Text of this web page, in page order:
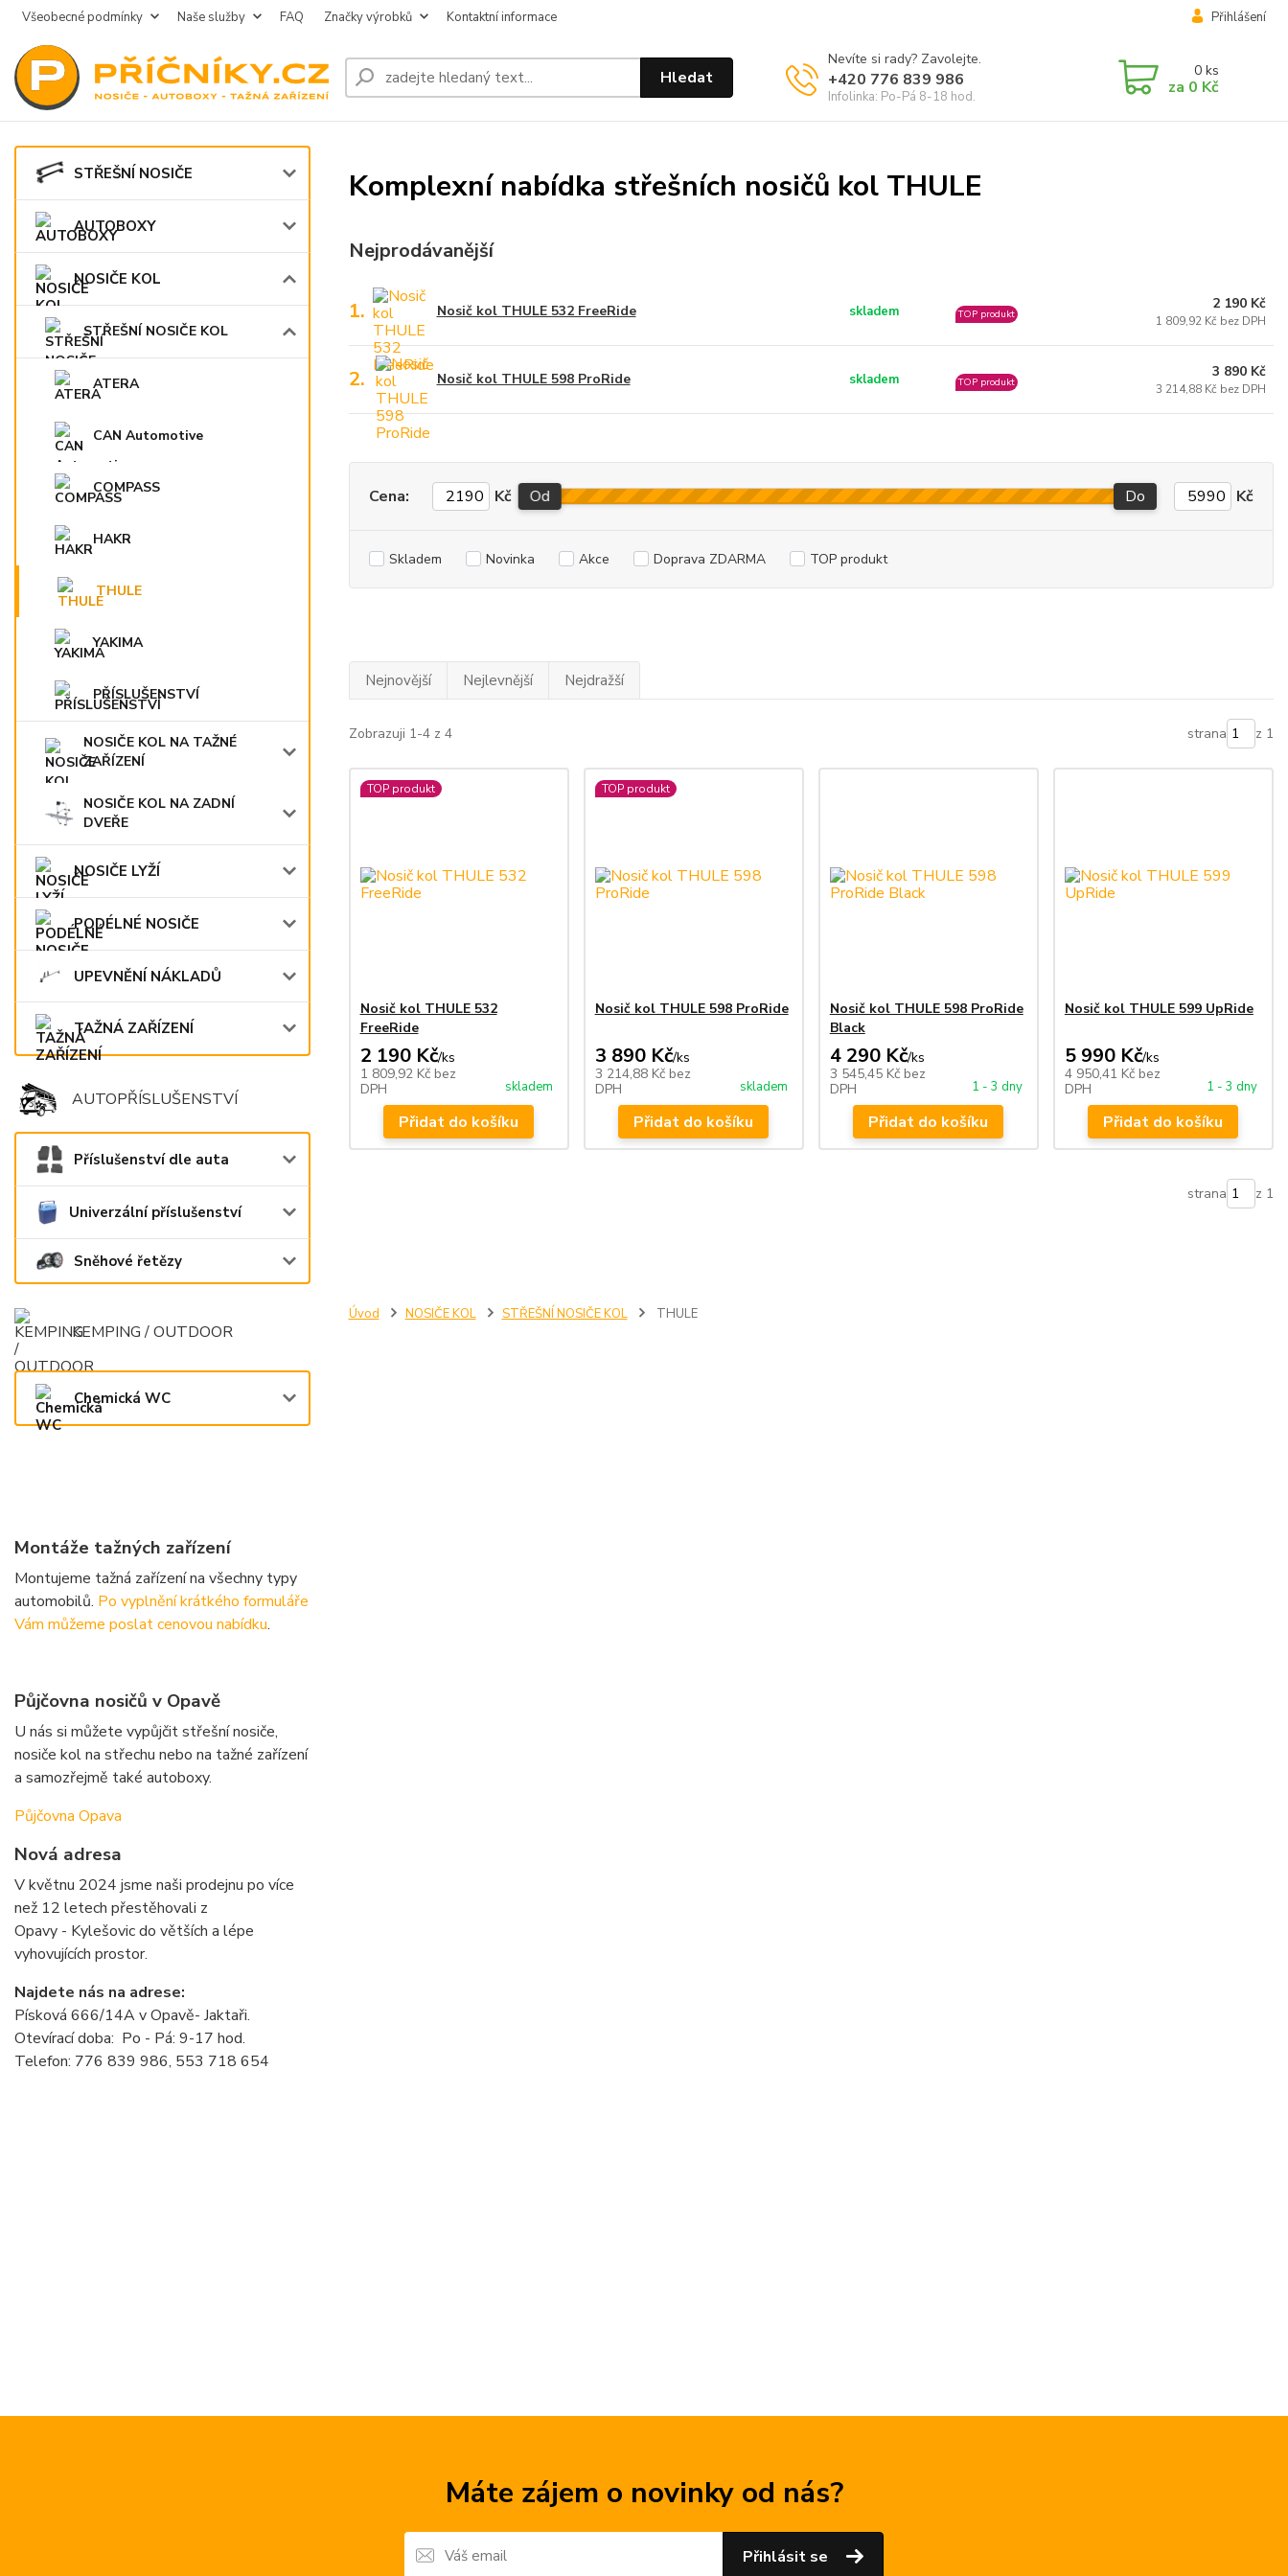
Všeobecné podmínky Naše služby FAQ Značky výrobků Kontaktní informace Přihlášení
Hledat
Nevíte si rady? Zavolejte.
+420 776 839 986
Infolinka: Po-Pá 8-18 hod.
0 ks
za 0 Kč
STŘEŠNÍ NOSIČE
AUTOBOXY
NOSIČE KOL
STŘEŠNÍ NOSIČE KOL
ATERA
CAN Automotive
COMPASS
HAKR
THULE
YAKIMA
PŘÍSLUŠENSTVÍ
NOSIČE KOL NA TAŽNÉ
ZAŘÍZENÍ
NOSIČE KOL NA ZADNÍ
DVEŘE
NOSIČE LYŽÍ
PODÉLNÉ NOSIČE
UPEVNĚNÍ NÁKLADŮ
TAŽNÁ ZAŘÍZENÍ
AUTOPŘÍSLUŠENSTVÍ
Příslušenství dle auta
Univerzální příslušenství
Sněhové řetězy
KEMPING / OUTDOOR
Chemická WC
Montáže tažných zařízení
Montujeme tažná zařízení na všechny typy
automobilů. Po vyplnění krátkého formuláře
Vám můžeme poslat cenovou nabídku.
Půjčovna nosičů v Opavě
U nás si můžete vypůjčit střešní nosiče,
nosiče kol na střechu nebo na tažné zařízení
a samozřejmě také autoboxy.
Půjčovna Opava
Nová adresa
V květnu 2024 jsme naši prodejnu po více
než 12 letech přestěhovali z
Opavy - Kylešovic do větších a lépe
vyhovujících prostor.
Najdete nás na adrese:
Písková 666/14A v Opavě- Jaktaři.
Otevírací doba: Po - Pá: 9-17 hod.
Telefon: 776 839 986, 553 718 654
Úvod NOSIČE KOL STŘEŠNÍ NOSIČE KOL THULE
Komplexní nabídka střešních nosičů kol THULE
Nejprodávanější
1. Nosič kol THULE 532 FreeRide skladem TOP produkt
2 190 Kč
1 809,92 Kč bez DPH
2. Nosič kol THULE 598 ProRide skladem TOP produkt
3 890 Kč
3 214,88 Kč bez DPH
Cena: Kč Od Do Kč
Skladem Novinka Akce Doprava ZDARMA TOP produkt
Nejnovější Nejlevnější Nejdražší
Zobrazuji 1-4 z 4 strana z 1
TOP produkt
Nosič kol THULE 532
FreeRide
2 190 Kč/ks
1 809,92 Kč bez
DPH
skladem
Přidat do košíku
TOP produkt
Nosič kol THULE 598 ProRide
3 890 Kč/ks
3 214,88 Kč bez
DPH
skladem
Přidat do košíku
Nosič kol THULE 598 ProRide
Black
4 290 Kč/ks
3 545,45 Kč bez
DPH
1 - 3 dny
Přidat do košíku
Nosič kol THULE 599 UpRide
5 990 Kč/ks
4 950,41 Kč bez
DPH
1 - 3 dny
Přidat do košíku
strana z 1
Máte zájem o novinky od nás?
Přihlásit se